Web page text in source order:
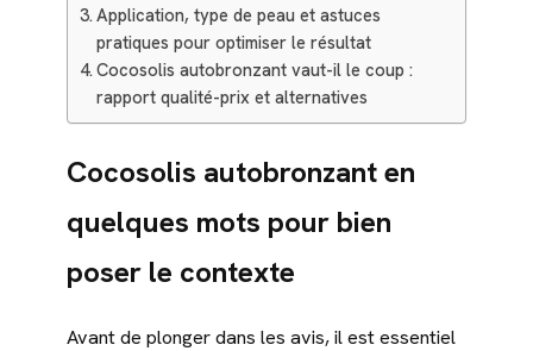
Application, type de peau et astuces
pratiques pour optimiser le résultat
Cocosolis autobronzant vaut-il le coup :
rapport qualité-prix et alternatives
Cocosolis autobronzant en
quelques mots pour bien
poser le contexte
Avant de plonger dans les avis, il est essentiel